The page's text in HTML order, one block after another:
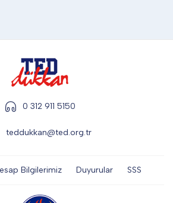
FİNCAN
0 312 911 5150
teddukkan@ted.org.tr
Bilgilerimiz Duyurular SSS